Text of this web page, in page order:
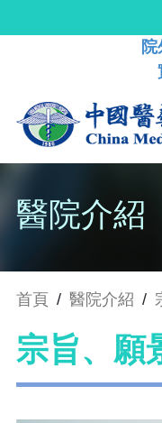
醫院介紹
首頁 / 醫院介紹 /
宗旨、願